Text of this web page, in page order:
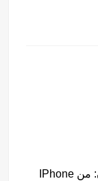
دليل شراء أجهزة Apple في سلطنة عمان: من IPhone